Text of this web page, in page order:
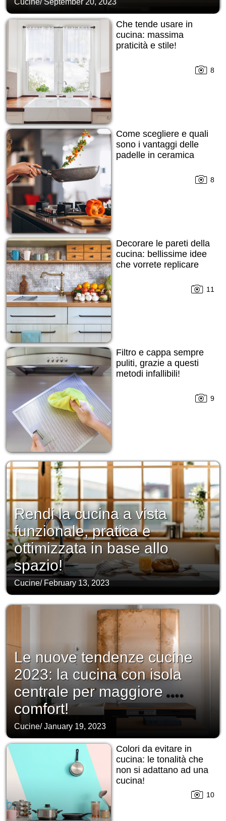
Cucine/ September 20, 2023
Che tende usare in
cucina: massima
praticità e stile!
8
Come scegliere e quali
sono i vantaggi delle
padelle in ceramica
8
Decorare le pareti della
cucina: bellissime idee
che vorrete replicare
11
Filtro e cappa sempre
puliti, grazie a questi
metodi infallibili!
9
Rendi la cucina a vista
funzionale, pratica e
ottimizzata in base allo
spazio!
Cucine/ February 13, 2023
Le nuove tendenze cucine
2023: la cucina con isola
centrale per maggiore
comfort!
Cucine/January 19, 2023
Colori da evitare in
cucina: le tonalità che
non si adattano ad una
cucina!
10